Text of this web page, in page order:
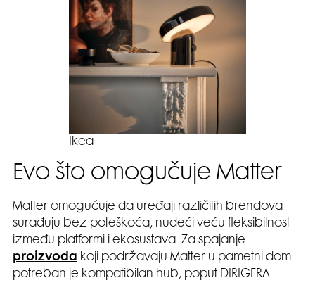
Ikea
Evo što omogučuje Matter
Matter omogućuje da uređaji različitih brendova
surađuju bez poteškoća, nudeći veću fleksibilnost
između platformi i ekosustava. Za spajanje
proizvoda koji podržavaju Matter u pametni dom
potreban je kompatibilan hub, poput DIRIGERA.